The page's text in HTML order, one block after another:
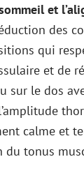
et
des
qui
et de
sur le dos
calme et
tonus